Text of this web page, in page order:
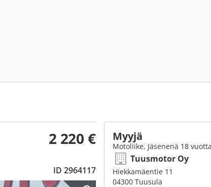
2 220 €
ID 2964117
Myyjä
Motoliike, Jäsenenä 18
Tuusmotor Oy
Hiekkamäentie 11
04300 Tuusula